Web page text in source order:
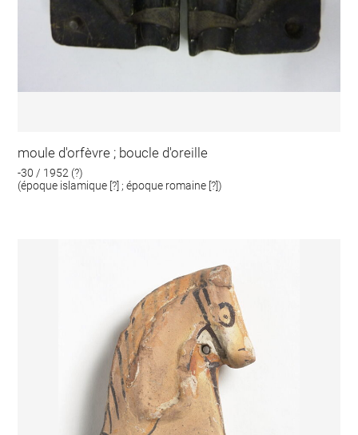
moule d'orfèvre ; boucle d'oreille
-30 / 1952 (?)
(époque islamique [?] ; époque romaine [?])